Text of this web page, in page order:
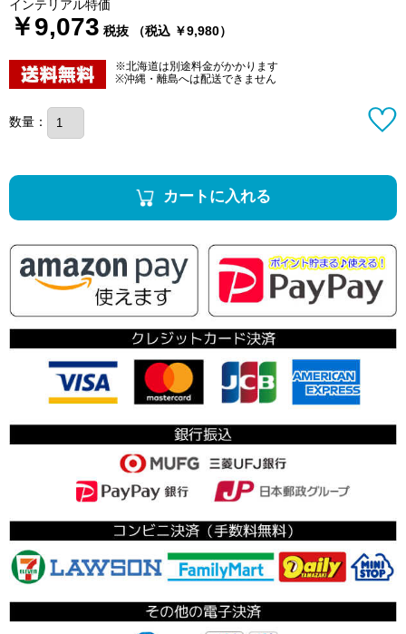
インテリアル特価
￥9,073 税抜 （税込 ￥9,980）
※北海道は別途料金がかかります
※沖縄・離島へは配送できません
数量：
カートに入れる